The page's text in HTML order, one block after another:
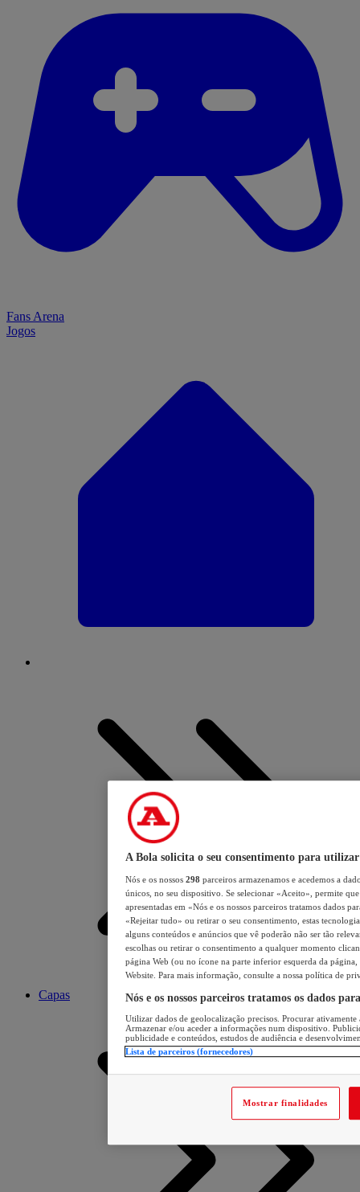
Fans Arena
Jogos
Capas
A Bola solicita o seu consentimento para utilizar
Nós e os nossos 298 parceiros armazenamos e acedemos a
únicos, no seu dispositivo. Se selecionar «Aceito», permite
apresentadas em «Nós e os nossos parceiros tratamos dados
«Rejeitar tudo» ou retirar o seu consentimento, estas
alguns conteúdos e anúncios que vê poderão não ser tão
escolhas ou retirar o consentimento a qualquer momento
página Web (ou no ícone na parte inferior esquerda da página,
Website. Para mais informação, consulte a nossa política de
Nós e os nossos parceiros tratamos os dados
Utilizar dados de geolocalização precisos. Procurar
Armazenar e/ou aceder a informações num dispositivo.
publicidade e conteúdos, estudos de audiência e
Lista de parceiros (fornecedores)
Mostrar finalidades